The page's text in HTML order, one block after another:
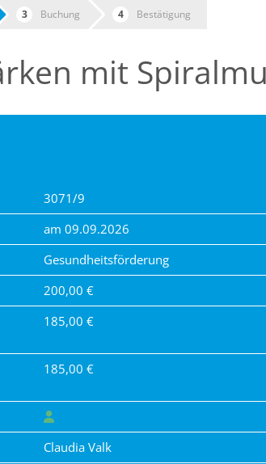
Buchung Bestätigung
mit
3071/9
am 09.09.2026
Gesundheitsförderung
200,00 €
185,00 €
185,00 €
Claudia Valk